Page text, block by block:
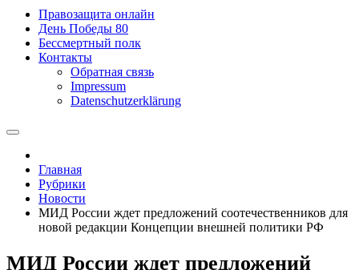
Правозащита онлайн
День Победы 80
Бессмертный полк
Контакты
Обратная связь
Impressum
Datenschutzerklärung
Главная
Рубрики
Новости
МИД России ждет предложений соотечественников для
новой редакции Концепции внешней политики РФ
МИД России ждет предложений